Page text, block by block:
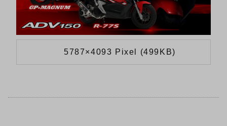
5787×4093 Pixel (499KB)